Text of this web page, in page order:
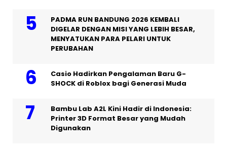
PADMA RUN BANDUNG 2026 KEMBALI
DIGELAR DENGAN MISI YANG LEBIH BESAR,
MENYATUKAN PARA PELARI UNTUK
PERUBAHAN
Casio Hadirkan Pengalaman Baru G-
SHOCK di Roblox bagi Generasi Muda
Bambu Lab A2L Kini Hadir di Indonesia:
Printer 3D Format Besar yang Mudah
Digunakan